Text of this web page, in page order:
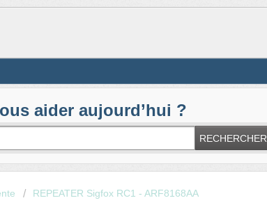
aider aujourd’hui ?
RECHERCHER
REPEATER Sigfox RC1 - ARF8168AA